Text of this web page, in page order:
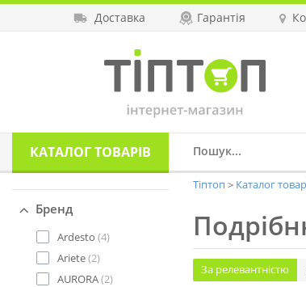
Доставка Гарантія
КАТАЛОГТОВАРІВ
Бренд
Ardesto (4)
Ariete(2)
AURORA(2)
Тіптоп Каталог
За релевантністю